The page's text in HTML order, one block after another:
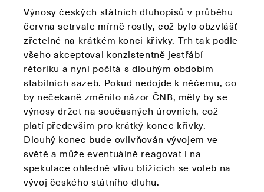
Výnosy českých státních dluhopisů v průběhu
června setrvale mírně rostly, což bylo obzvlášť
zřetelné na krátkém konci křivky. Trh tak podle
všeho akceptoval konzistentně jestřábí
rétoriku a nyní počítá s dlouhým obdobím
stabilních sazeb. Pokud nedojde k něčemu, co
by nečekaně změnilo názor ČNB, měly by se
výnosy držet na současných úrovních, což
platí především pro krátký konec křivky.
Dlouhý konec bude ovlivňován vývojem ve
světě a může eventuálně reagovat i na
spekulace ohledně vlivu blížících se voleb na
vývoj českého státního dluhu.